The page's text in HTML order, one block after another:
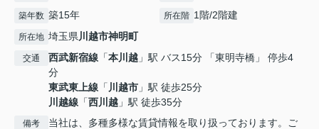
築年数 築15年 所在階 1階/2階建
所在地 埼玉県川越市神明町
交通 西武新宿線 「本川越 」駅 バス15分 「東明寺橋」 停歩4
分
東武東上線 「川越市 」駅 徒歩25分
川越線 「西川越 」駅 徒歩35分
備考
当社は、多種多様な賃貸情報を取り扱っております。ご